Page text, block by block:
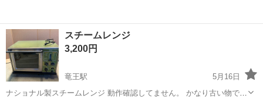
スチームレンジ
3,200円
竜王駅
5月16日
ナショナル製スチームレンジ 動作確認してません。 かなり古い物で